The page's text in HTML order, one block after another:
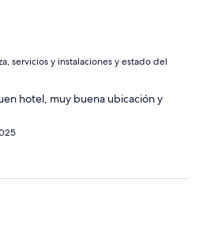
servicios y instalaciones y estado del
hotel, muy buena ubicación y